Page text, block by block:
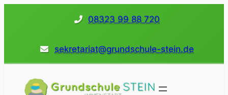
wechseln
08323 99 88 720
sekretariat@grundschule-stein.de